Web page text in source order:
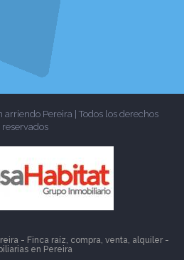
Pereira | Todos los derechos
reservados
- Finca raíz, compra, venta, alquiler -
en Pereira